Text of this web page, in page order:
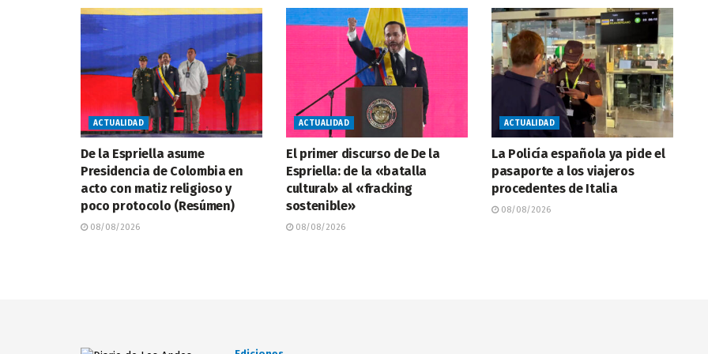
ACTUALIDAD
De la Espriella asume
Presidencia de Colombia en
acto con matiz religioso y
poco protocolo (Resúmen)
08/08/2026
ACTUALIDAD
El primer discurso de De la
Espriella: de la «batalla
cultural» al «fracking
sostenible»
08/08/2026
ACTUALIDAD
La Policía española ya pide el
pasaporte a los viajeros
procedentes de Italia
08/08/2026